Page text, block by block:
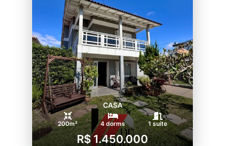
CASA
200m² 4 dorms 1 suíte
R$ 1.450.000